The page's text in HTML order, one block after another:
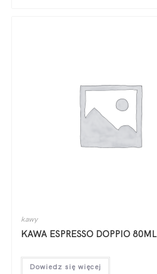
kawy
KAWA ESPRESSO DOPPIO 80ML
Dowiedz się więcej